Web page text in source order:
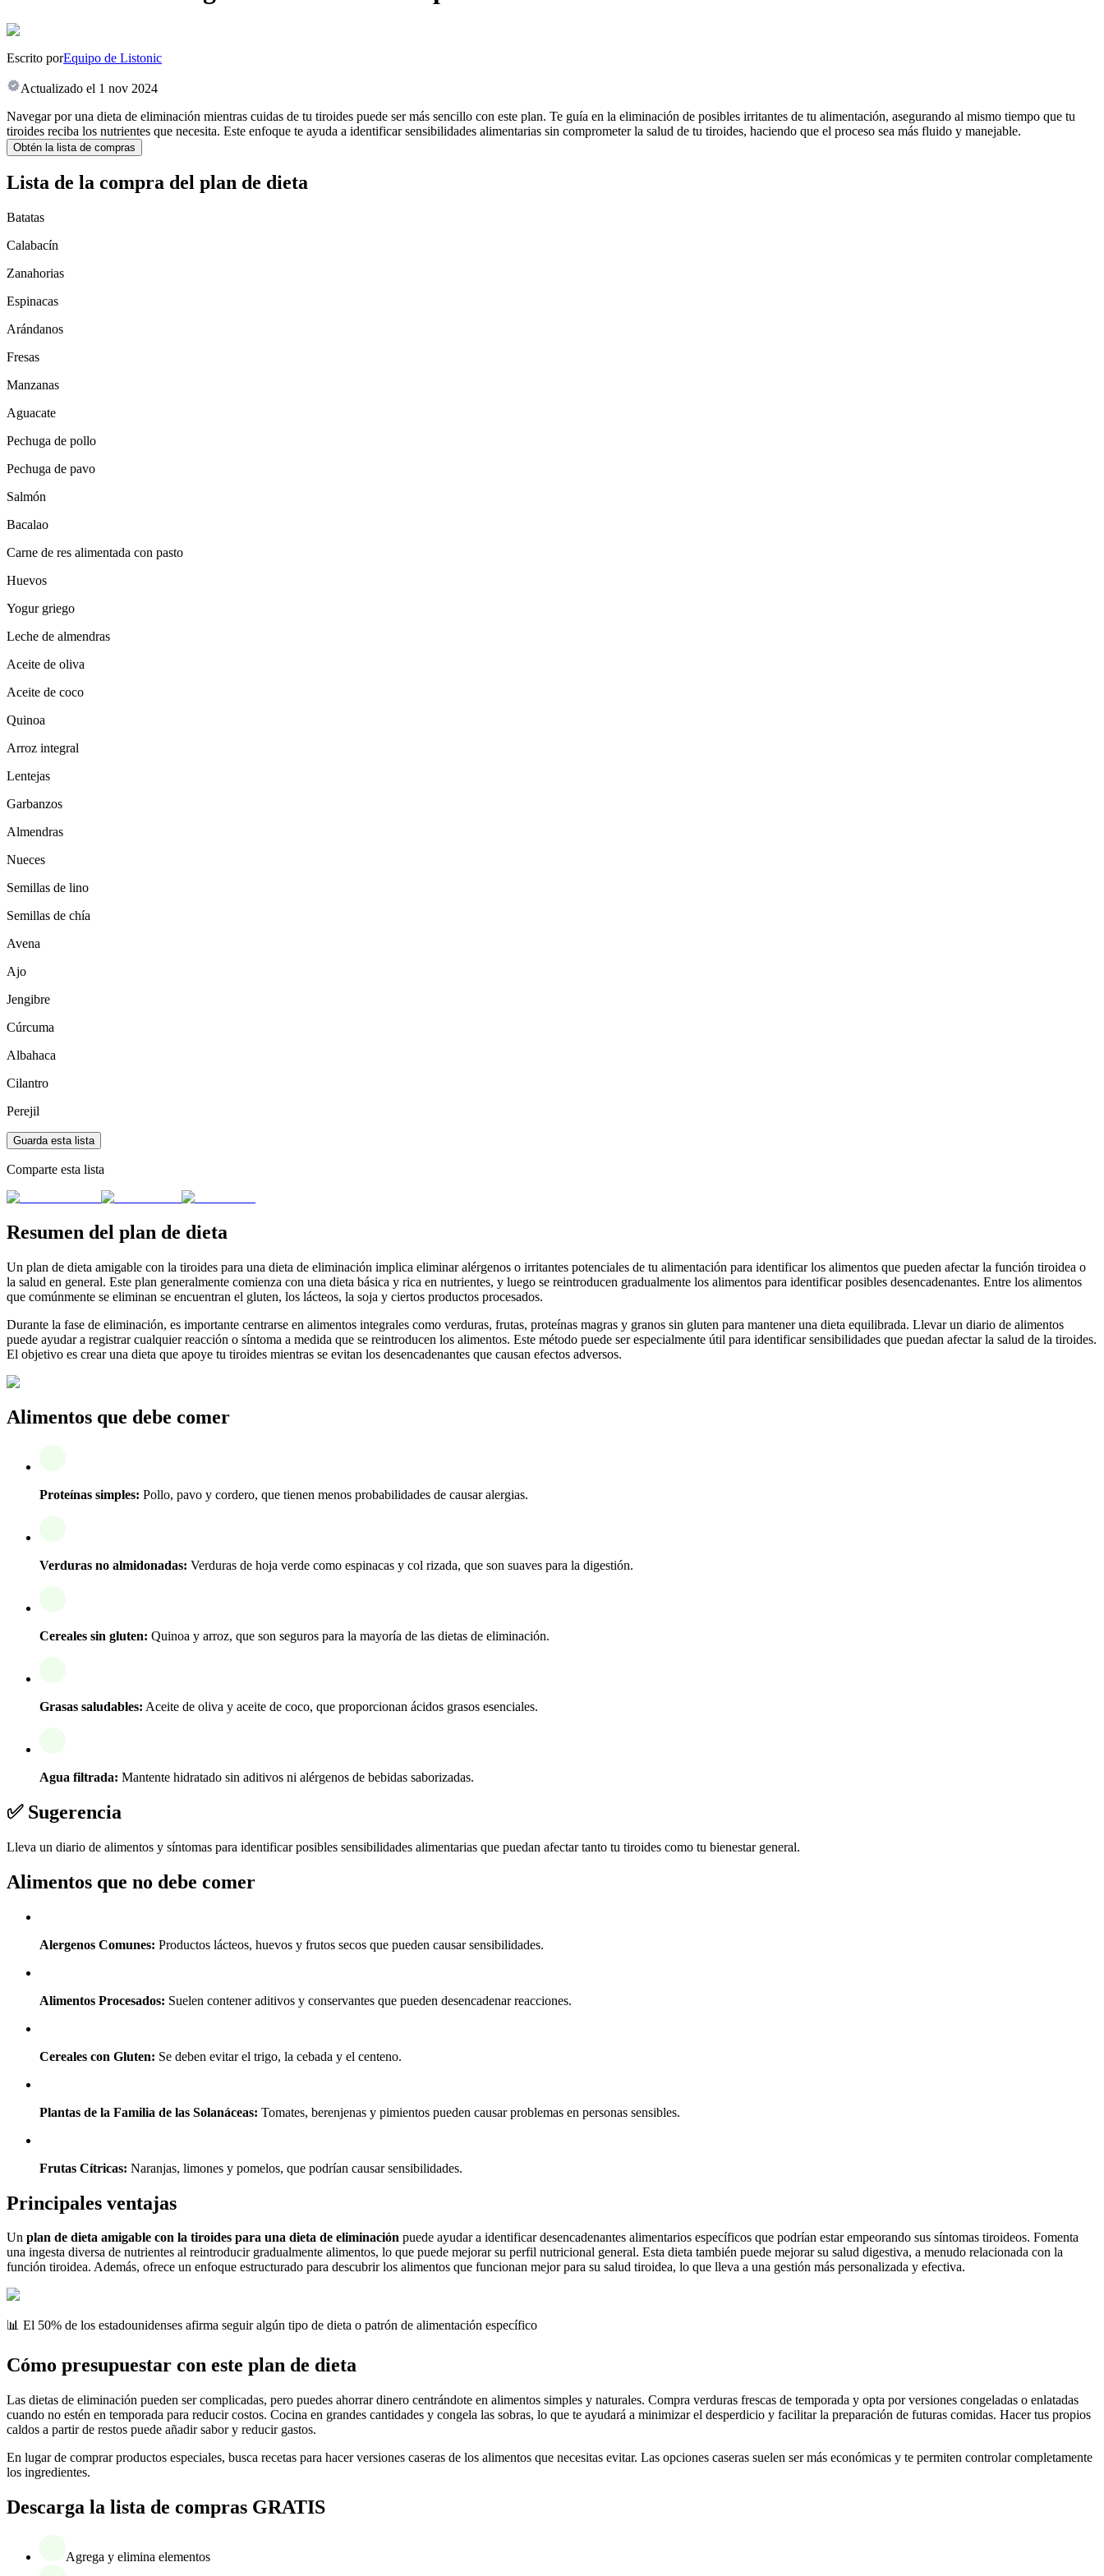
Escrito porEquipo de Listonic
Actualizado el 1 nov 2024
Navegar por una dieta de eliminación mientras cuidas de tu tiroides puede ser más sencillo con este plan. Te guía en la eliminación de posibles irritantes de tu alimentación, asegurando al mismo tiempo que tu
tiroides reciba los nutrientes que necesita. Este enfoque te ayuda a identificar sensibilidades alimentarias sin comprometer la salud de tu tiroides, haciendo que el proceso sea más fluido y manejable.
Obtén la lista de compras
Lista de la compra del plan de dieta
Batatas
Calabacín
Zanahorias
Espinacas
Arándanos
Fresas
Manzanas
Aguacate
Pechuga de pollo
Pechuga de pavo
Salmón
Bacalao
Carne de res alimentada con pasto
Huevos
Yogur griego
Leche de almendras
Aceite de oliva
Aceite de coco
Quinoa
Arroz integral
Lentejas
Garbanzos
Almendras
Nueces
Semillas de lino
Semillas de chía
Avena
Ajo
Jengibre
Cúrcuma
Albahaca
Cilantro
Perejil
Guarda esta lista
Comparte esta lista
Resumen del plan de dieta
Un plan de dieta amigable con la tiroides para una dieta de eliminación implica eliminar alérgenos o irritantes potenciales de tu alimentación para identificar los alimentos que pueden afectar la función tiroidea o
la salud en general. Este plan generalmente comienza con una dieta básica y rica en nutrientes, y luego se reintroducen gradualmente los alimentos para identificar posibles desencadenantes. Entre los alimentos
que comúnmente se eliminan se encuentran el gluten, los lácteos, la soja y ciertos productos procesados.
Durante la fase de eliminación, es importante centrarse en alimentos integrales como verduras, frutas, proteínas magras y granos sin gluten para mantener una dieta equilibrada. Llevar un diario de alimentos
puede ayudar a registrar cualquier reacción o síntoma a medida que se reintroducen los alimentos. Este método puede ser especialmente útil para identificar sensibilidades que puedan afectar la salud de la tiroides.
El objetivo es crear una dieta que apoye tu tiroides mientras se evitan los desencadenantes que causan efectos adversos.
Alimentos que debe comer
Proteínas simples: Pollo, pavo y cordero, que tienen menos probabilidades de causar alergias.
Verduras no almidonadas: Verduras de hoja verde como espinacas y col rizada, que son suaves para la digestión.
Cereales sin gluten: Quinoa y arroz, que son seguros para la mayoría de las dietas de eliminación.
Grasas saludables: Aceite de oliva y aceite de coco, que proporcionan ácidos grasos esenciales.
Agua filtrada: Mantente hidratado sin aditivos ni alérgenos de bebidas saborizadas.
✅ Sugerencia
Lleva un diario de alimentos y síntomas para identificar posibles sensibilidades alimentarias que puedan afectar tanto tu tiroides como tu bienestar general.
Alimentos que no debe comer
Alergenos Comunes: Productos lácteos, huevos y frutos secos que pueden causar sensibilidades.
Alimentos Procesados: Suelen contener aditivos y conservantes que pueden desencadenar reacciones.
Cereales con Gluten: Se deben evitar el trigo, la cebada y el centeno.
Plantas de la Familia de las Solanáceas: Tomates, berenjenas y pimientos pueden causar problemas en personas sensibles.
Frutas Cítricas: Naranjas, limones y pomelos, que podrían causar sensibilidades.
Principales ventajas
Un plan de dieta amigable con la tiroides para una dieta de eliminación puede ayudar a identificar desencadenantes alimentarios específicos que podrían estar empeorando sus síntomas tiroideos. Fomenta
una ingesta diversa de nutrientes al reintroducir gradualmente alimentos, lo que puede mejorar su perfil nutricional general. Esta dieta también puede mejorar su salud digestiva, a menudo relacionada con la
función tiroidea. Además, ofrece un enfoque estructurado para descubrir los alimentos que funcionan mejor para su salud tiroidea, lo que lleva a una gestión más personalizada y efectiva.
📊 El 50% de los estadounidenses afirma seguir algún tipo de dieta o patrón de alimentación específico
Cómo presupuestar con este plan de dieta
Las dietas de eliminación pueden ser complicadas, pero puedes ahorrar dinero centrándote en alimentos simples y naturales. Compra verduras frescas de temporada y opta por versiones congeladas o enlatadas
cuando no estén en temporada para reducir costos. Cocina en grandes cantidades y congela las sobras, lo que te ayudará a minimizar el desperdicio y facilitar la preparación de futuras comidas. Hacer tus propios
caldos a partir de restos puede añadir sabor y reducir gastos.
En lugar de comprar productos especiales, busca recetas para hacer versiones caseras de los alimentos que necesitas evitar. Las opciones caseras suelen ser más económicas y te permiten controlar completamente
los ingredientes.
Descarga la lista de compras GRATIS
Agrega y elimina elementos